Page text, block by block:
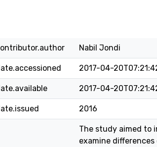
Nabil Jondi
2017-04-
2017-04-
2016
The study aimed to
examine